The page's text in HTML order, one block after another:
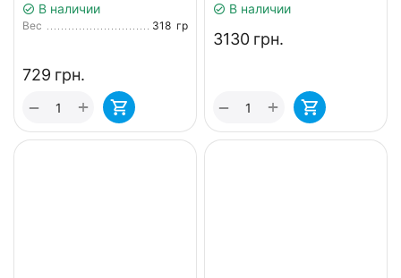
В наличии
Вес 318 гр
‍729‍ грн.
+
−
В наличии
‍3130‍ грн.
+
−